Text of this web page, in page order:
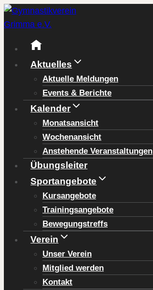
Zum
Inhalt
springen
Aktuelles
Aktuelle Meldungen
Events & Berichte
Kalender
Monatsansicht
Wochenansicht
Anstehende Veranstaltungen
Übungsleiter
Sportangebote
Kursangebote
Trainingsangebote
Bewegungstreffs
Verein
Unser Verein
Mitglied werden
Kontakt